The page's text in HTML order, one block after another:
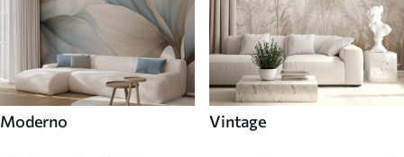
Moderno Vintage